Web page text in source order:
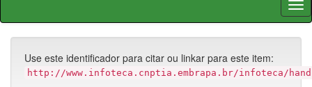
Use este identificador para citar ou linkar para este item:
http://www.infoteca.cnptia.embrapa.br/infoteca/